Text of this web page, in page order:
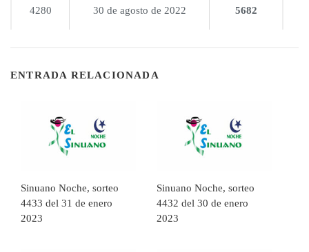
4280 30 de agosto de 2022 5682
ENTRADA RELACIONADA
Sinuano Noche, sorteo
4433 del 31 de enero
2023
Sinuano Noche, sorteo
4432 del 30 de enero
2023